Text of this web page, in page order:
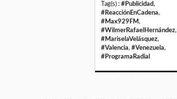
Tag(s) : #Publicidad,
#ReacciónEnCadena,
#Max929FM,
#WilmerRafaelHernández,
#MariselaVelásquez,
#Valencia, #Venezuela,
#ProgramaRadial